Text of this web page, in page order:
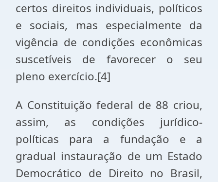
certos direitos individuais, políticos
e sociais, mas especialmente da
vigência de condições econômicas
suscetíveis de favorecer o seu
pleno exercício.[4]
A Constituição federal de 88 criou,
assim, as condições jurídico-
políticas para a fundação e a
gradual instauração de um Estado
Democrático de Direito no Brasil,